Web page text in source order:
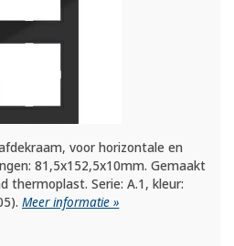
voor horizontale en
81,5x152,5x10mm. Gemaakt
thermoplast. Serie: A.1, kleur:
Meer informatie »